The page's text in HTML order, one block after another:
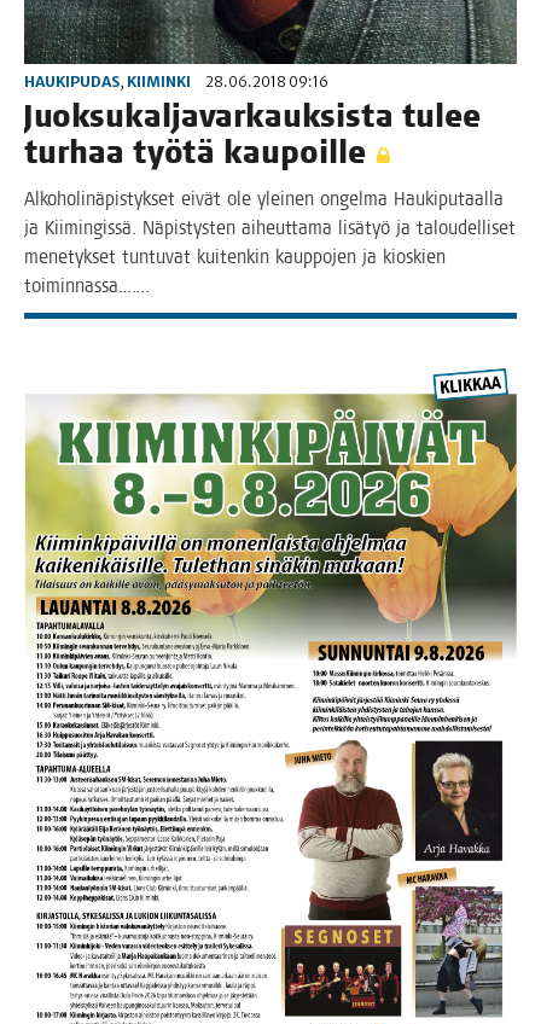
HAUKIPUDAS, KIIMINKI 28.06.2018 09:16
Juok­su­kal­ja­var­kauk­sis­ta tulee
tur­haa työ­tä kaupoille
Alko­ho­li­nä­pis­tyk­set eivät ole ylei­nen ongel­ma Hau­ki­pu­taal­la
ja Kii­min­gis­sä. Näpis­tys­ten aiheut­ta­ma lisä­työ ja talou­del­li­set
mene­tyk­set tun­tu­vat kui­ten­kin kaup­po­jen ja kios­kien
toiminnassa.……